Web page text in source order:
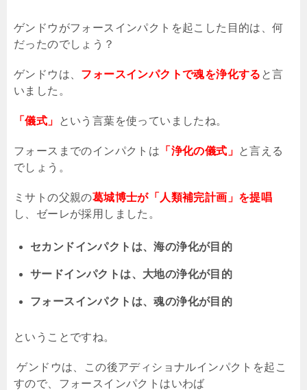
ゲンドウがフォースインパクトを起こした目的は、何
だったのでしょう？
ゲンドウは、 フォースインパクトで魂を浄化する と言
いました。
「儀式」 という言葉を使っていましたね。
フォースまでのインパクトは 「浄化の儀式」 と言える
でしょう。
ミサトの父親の葛城博士が「人類補完計画」を提唱
し、ゼーレが採用しました。
セカンドインパクトは、海の浄化が目的
サードインパクトは、大地の浄化が目的
フォースインパクトは、魂の浄化が目的
ということですね。
ゲンドウは、この後アディショナルインパクトを起こ
すので、フォースインパクトはいわば